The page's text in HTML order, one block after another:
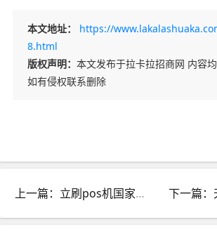
本文地址：
https://
8.html
版权声明： 本文发布于拉卡拉招商网 内容
如有侵权联系删除
上一篇：立刷pos机国家认可吗_立刷POS机信得过吗